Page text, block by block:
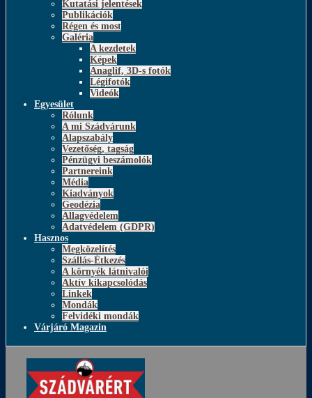
Kutatási jelentések
Publikációk
Régen és most
Galéria
A kezdetek
Képek
Anaglif, 3D-s fotók
Légifotók
Videók
Egyesület
Rólunk
A mi Szádvárunk
Alapszabály
Vezetőség, tagság
Pénzügyi beszámolók
Partnereink
Média
Kiadványok
Geodézia
Állagvédelem
Adatvédelem (GDPR)
Hasznos
Megközelítés
Szállás-Étkezés
A környék látnivalói
Aktív kikapcsolódás
Linkek
Mondák
Felvidéki mondák
Várjáró Magazin